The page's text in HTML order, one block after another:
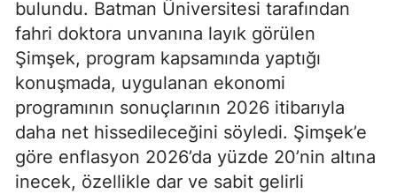
bulundu. Batman Üniversitesi tarafından
fahri doktora unvanına layık görülen
Şimşek, program kapsamında yaptığı
konuşmada, uygulanan ekonomi
programının sonuçlarının 2026 itibarıyla
daha net hissedileceğini söyledi. Şimşek’e
göre enflasyon 2026’da yüzde 20’nin altına
inecek, özellikle dar ve sabit gelirli